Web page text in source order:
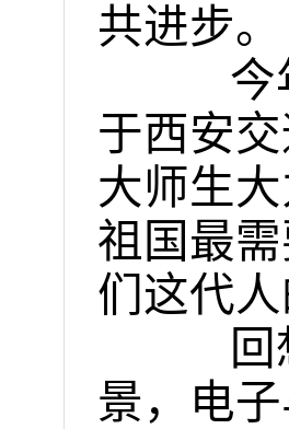
共进步。
今年
于西安
大师生
祖国最
们这代
回想
景，电